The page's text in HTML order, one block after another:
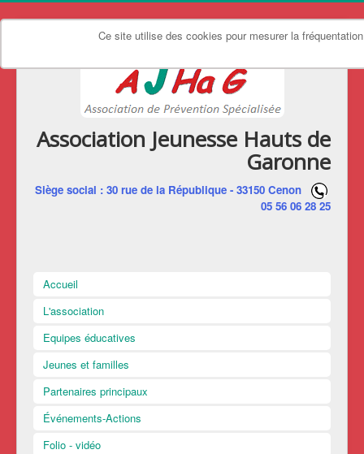
Ce site utilise des cookies pour mesurer la
Association Jeunesse Hauts de
Garonne
Siège social : 30 rue de la République - 33150 Cenon
05 56 06 28 25
Accueil
L'association
Equipes éducatives
Jeunes et familles
Partenaires principaux
Événements-Actions
Folio - vidéo